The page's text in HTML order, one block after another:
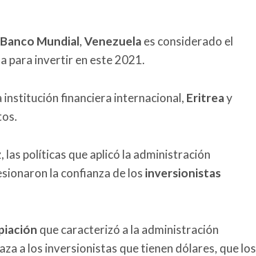
Banco Mundial,Venezuelaes considerado el
para invertir en este 2021.
institución financiera internacional, Eritreay
las políticas que aplicó la administración
la confianza de los inversionistas
que caracterizó a la administración
a los inversionistas que tienen dólares, que los